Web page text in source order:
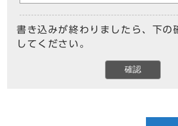
書き込みが終わりましたら、下の
してください。
確認